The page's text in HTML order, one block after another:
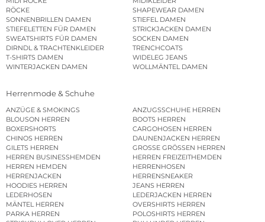
RÖCKE
SHAPEWEAR DAMEN
SONNENBRILLEN DAMEN
STIEFEL DAMEN
STIEFELETTEN FÜR DAMEN
STRICKJACKEN DAMEN
SWEATSHIRTS FÜR DAMEN
SOCKEN DAMEN
DIRNDL & TRACHTENKLEIDER
TRENCHCOATS
T-SHIRTS DAMEN
WIDELEG JEANS
WINTERJACKEN DAMEN
WOLLMÄNTEL DAMEN
Herrenmode & Schuhe
ANZÜGE & SMOKINGS
ANZUGSSCHUHE HERREN
BLOUSON HERREN
BOOTS HERREN
BOXERSHORTS
CARGOHOSEN HERREN
CHINOS HERREN
DAUNENJACKEN HERREN
GILETS HERREN
GROSSE GRÖSSEN HERREN
HERREN BUSINESSHEMDEN
HERREN FREIZEITHEMDEN
HERREN HEMDEN
HERRENHOSEN
HERRENJACKEN
HERRENSNEAKER
HOODIES HERREN
JEANS HERREN
LEDERHOSEN
LEDERJACKEN HERREN
MÄNTEL HERREN
OVERSHIRTS HERREN
PARKA HERREN
POLOSHIRTS HERREN